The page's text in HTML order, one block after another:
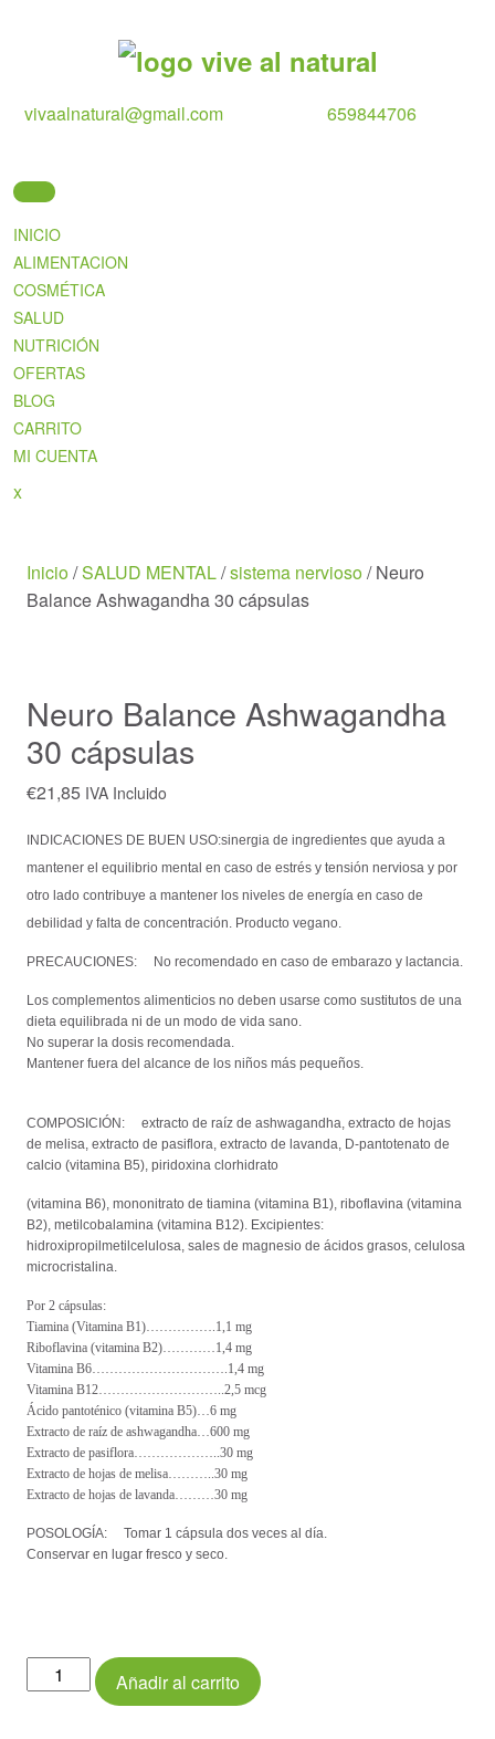
vivaalnatural@gmail.com
659844706
INICIO
ALIMENTACION
COSMÉTICA
SALUD
NUTRICIÓN
OFERTAS
BLOG
CARRITO
MI CUENTA
xClose
Inicio/SALUD MENTAL/sistema nervioso/ Neuro
Balance Ashwagandha 30 cápsulas
Neuro Balance Ashwagandha
30 cápsulas
€21,85 IVA Incluido
INDICACIONES DE BUEN USO:sinergia de ingredientes que ayuda a
mantener el equilibrio mental en caso de estrés y tensión nerviosa y por
otro lado contribuye a mantener los niveles de energía en caso de
debilidad y falta de concentración. Producto vegano.
PRECAUCIONES: No recomendado en caso de embarazo y lactancia.
Los complementos alimenticios no deben usarse como sustitutos de una
dieta equilibrada ni de un modo de vida sano.
No superar la dosis recomendada.
Mantener fuera del alcance de los niños más pequeños.
COMPOSICIÓN:
extracto de raíz de ashwagandha, extracto de hojas
de melisa, extracto de pasiflora, extracto de lavanda, D-pantotenato de
calcio (vitamina B5), piridoxina clorhidrato
(vitamina B6), mononitrato de tiamina (vitamina B1), riboflavina (vitamina
B2), metilcobalamina (vitamina B12). Excipientes:
hidroxipropilmetilcelulosa, sales de magnesio de ácidos grasos, celulosa
microcristalina.
Por 2 cápsulas:
Tiamina (Vitamina B1)…………….1,1 mg
Riboflavina (vitamina B2)…………1,4 mg
Vitamina B6………………………….1,4 mg
Vitamina B12………………………..2,5 mcg
Ácido pantoténico (vitamina B5)…6 mg
Extracto de raíz de ashwagandha…600 mg
Extracto de pasiflora………………..30 mg
Extracto de hojas de melisa………..30 mg
Extracto de hojas de lavanda………30 mg
POSOLOGÍA:
Tomar 1 cápsula dos veces al día.
Conservar en lugar fresco y seco.
Neuro
Balance
Añadir al carrito